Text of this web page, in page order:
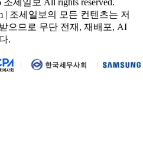
| 조세일보의 모든 컨텐츠는 저
으므로 무단 전재, 재배포, AI
.